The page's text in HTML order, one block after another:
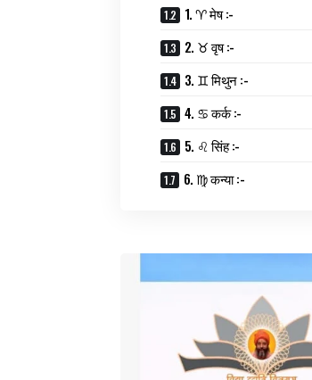
1. ♈ मेष :-
2. ♉ वृष :-
3. ♊ मिथुन :-
4. ♋ कर्क :-
5. ♌ सिंह :-
6. ♍ कन्या :-